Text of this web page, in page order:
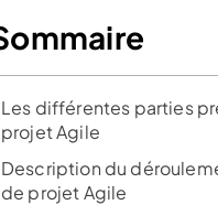
Les différentes parties
projet Agile
Description du
de projet Agile